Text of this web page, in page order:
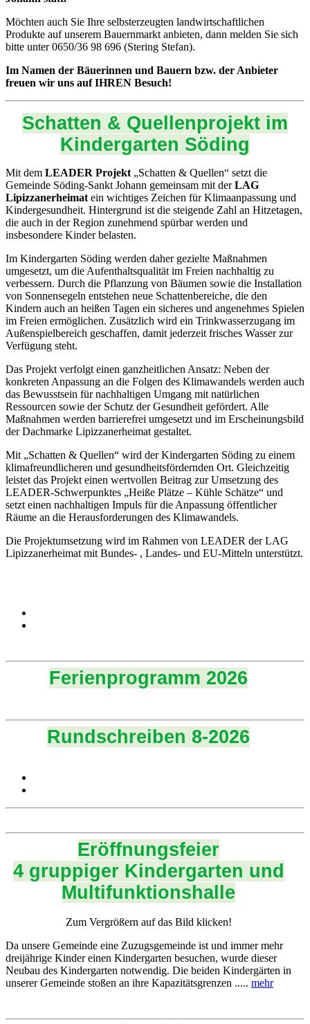
Möchten auch Sie Ihre selbsterzeugten landwirtschaftlichen
Produkte auf unserem Bauernmarkt anbieten, dann melden Sie sich
bitte unter 0650/36 98 696 (Stering Stefan).
Im Namen der Bäuerinnen und Bauern bzw. der Anbieter
freuen wir uns auf IHREN Besuch!
Schatten & Quellenprojekt im
Kindergarten Söding
Mit dem LEADER Projekt „Schatten & Quellen“ setzt die
Gemeinde Söding-Sankt Johann gemeinsam mit derLAG
Lipizzanerheimat ein wichtiges Zeichen für Klimaanpassung und
Kindergesundheit. Hintergrund ist die steigende Zahl an Hitzetagen,
die auch in der Region zunehmend spürbar werden und
insbesondere Kinder belasten.
Im Kindergarten Söding werden daher gezielte Maßnahmen
umgesetzt, um die Aufenthaltsqualität im Freien nachhaltig zu
verbessern. Durch die Pflanzung von Bäumen sowie die Installation
von Sonnensegeln entstehen neue Schattenbereiche, die den
Kindern auch an heißen Tagen ein sicheres und angenehmes Spielen
im Freien ermöglichen. Zusätzlich wird ein Trinkwasserzugang im
Außenspielbereich geschaffen, damit jederzeit frisches Wasser zur
Verfügung steht.
Das Projekt verfolgt einen ganzheitlichen Ansatz: Neben der
konkreten Anpassung an die Folgen des Klimawandels werden auch
das Bewusstsein für nachhaltigen Umgang mit natürlichen
Ressourcen sowie der Schutz der Gesundheit gefördert. Alle
Maßnahmen werden barrierefrei umgesetzt und im Erscheinungsbild
der Dachmarke Lipizzanerheimat gestaltet.
Mit „Schatten & Quellen“ wird der Kindergarten Söding zu einem
klimafreundlicheren und gesundheitsfördernden Ort. Gleichzeitig
leistet das Projekt einen wertvollen Beitrag zur Umsetzung des
LEADER-Schwerpunktes „Heiße Plätze – Kühle Schätze“ und
setzt einen nachhaltigen Impuls für die Anpassung öffentlicher
Räume an die Herausforderungen des Klimawandels.
Die Projektumsetzung wird im Rahmen von LEADER der LAG
Lipizzanerheimat mit Bundes- , Landes- und EU-Mitteln unterstützt.
Ferienprogramm 2026
Rundschreiben 8-2026
Eröffnungsfeier
4 gruppiger Kindergarten und
Multifunktionshalle
Zum Vergrößern auf das Bild klicken!
Da unsere Gemeinde eine Zuzugsgemeinde ist und immer mehr
dreijährige Kinder einen Kindergarten besuchen, wurde dieser
Neubau des Kindergarten notwendig. Die beiden Kindergärten in
unserer Gemeinde stoßen an ihre Kapazitätsgrenzen ..... mehr